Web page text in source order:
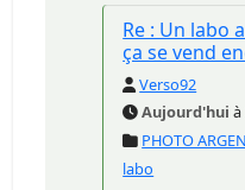
Re : Un labo
ça se vend
Verso92
Aujourd'hui à
PHOTO
labo